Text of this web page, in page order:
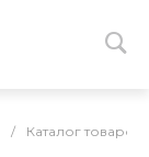
/ Каталог товаров